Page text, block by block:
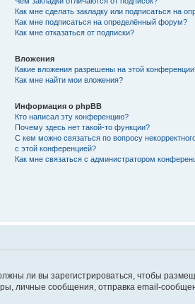
Как мне сделать закладку или подписаться на
Как мне подписаться на определённый форум?
Как мне отказаться от подписки?
Вложения
Какие вложения разрешены на этой
Как мне найти мои вложения?
Информация о phpBB
Кто написал эту конференцию?
Почему здесь нет такой-то функции?
С кем можно связаться по вопросу
с этой конференцией?
Как мне связаться с администратором
ли вы зарегистрироваться, чтобы
сообщения, отправка email-